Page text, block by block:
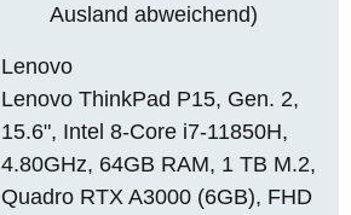
Ausland abweichend)
Lenovo
Lenovo ThinkPad P15, Gen. 2,
15.6", Intel 8-Core i7-11850H,
4.80GHz, 64GB RAM, 1 TB M.2,
Quadro RTX A3000 (6GB), FHD